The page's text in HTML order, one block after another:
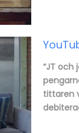
“JT
tittaren